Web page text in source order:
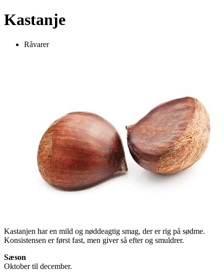
Kastanje
Råvarer
Kastanjen har en mild og nøddeagtig smag, der er rig på sødme.
Konsistensen er først fast, men giver så efter og smuldrer.
Sæson
Oktober til december.